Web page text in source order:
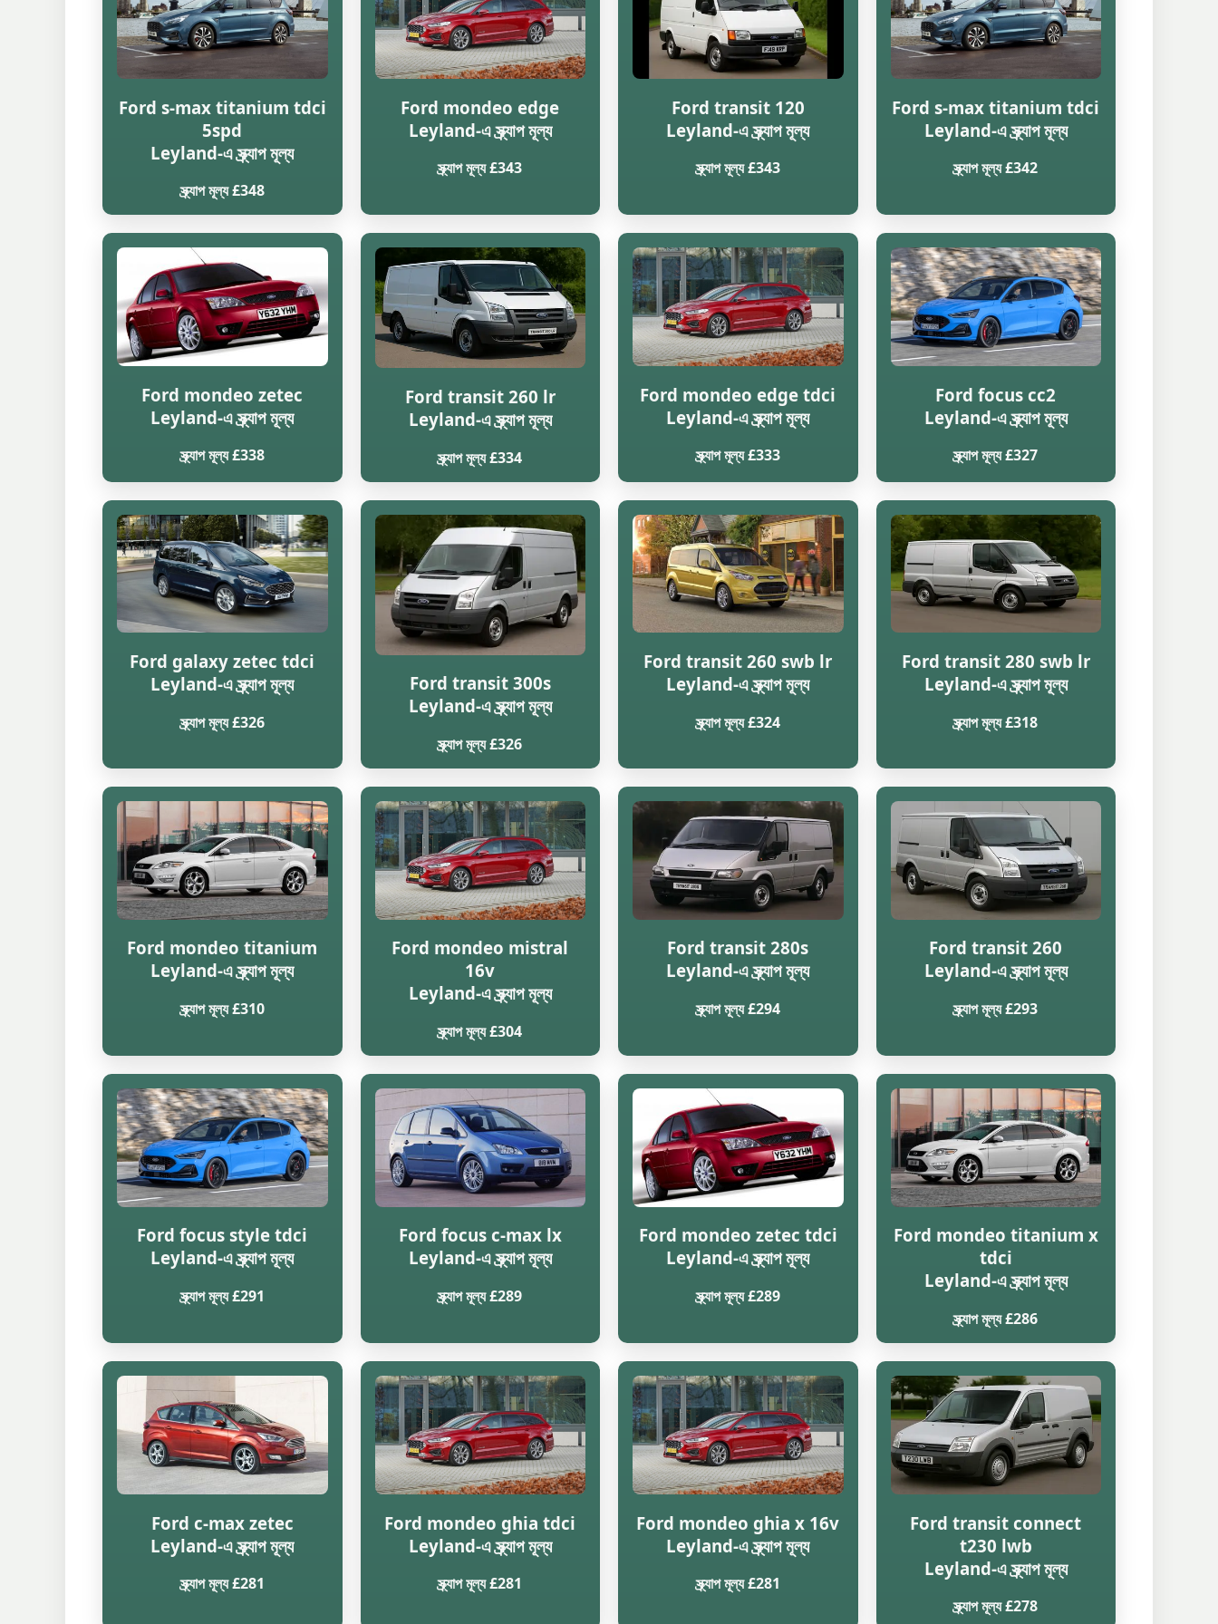
Ford s-max titanium tdci
5spd
Leyland-এ স্ক্র্যাপ মূল্য
স্ক্র্যাপ মূল্য £348
Ford mondeo edge
Leyland-এ স্ক্র্যাপ মূল্য
স্ক্র্যাপ মূল্য £343
Ford transit 120
Leyland-এ স্ক্র্যাপ মূল্য
স্ক্র্যাপ মূল্য £343
Ford s-max titanium tdci
Leyland-এ স্ক্র্যাপ মূল্য
স্ক্র্যাপ মূল্য £342
Ford mondeo zetec
Leyland-এ স্ক্র্যাপ মূল্য
স্ক্র্যাপ মূল্য £338
Ford transit 260 lr
Leyland-এ স্ক্র্যাপ মূল্য
স্ক্র্যাপ মূল্য £334
Ford mondeo edge tdci
Leyland-এ স্ক্র্যাপ মূল্য
স্ক্র্যাপ মূল্য £333
Ford focus cc2
Leyland-এ স্ক্র্যাপ মূল্য
স্ক্র্যাপ মূল্য £327
Ford galaxy zetec tdci
Leyland-এ স্ক্র্যাপ মূল্য
স্ক্র্যাপ মূল্য £326
Ford transit 300s
Leyland-এ স্ক্র্যাপ মূল্য
স্ক্র্যাপ মূল্য £326
Ford transit 260 swb lr
Leyland-এ স্ক্র্যাপ মূল্য
স্ক্র্যাপ মূল্য £324
Ford transit 280 swb lr
Leyland-এ স্ক্র্যাপ মূল্য
স্ক্র্যাপ মূল্য £318
Ford mondeo titanium
Leyland-এ স্ক্র্যাপ মূল্য
স্ক্র্যাপ মূল্য £310
Ford mondeo mistral
16v
Leyland-এ স্ক্র্যাপ মূল্য
স্ক্র্যাপ মূল্য £304
Ford transit 280s
Leyland-এ স্ক্র্যাপ মূল্য
স্ক্র্যাপ মূল্য £294
Ford transit 260
Leyland-এ স্ক্র্যাপ মূল্য
স্ক্র্যাপ মূল্য £293
Ford focus style tdci
Leyland-এ স্ক্র্যাপ মূল্য
স্ক্র্যাপ মূল্য £291
Ford focus c-max lx
Leyland-এ স্ক্র্যাপ মূল্য
স্ক্র্যাপ মূল্য £289
Ford mondeo zetec tdci
Leyland-এ স্ক্র্যাপ মূল্য
স্ক্র্যাপ মূল্য £289
Ford mondeo titanium x
tdci
Leyland-এ স্ক্র্যাপ মূল্য
স্ক্র্যাপ মূল্য £286
Ford c-max zetec
Leyland-এ স্ক্র্যাপ মূল্য
স্ক্র্যাপ মূল্য £281
Ford mondeo ghia tdci
Leyland-এ স্ক্র্যাপ মূল্য
স্ক্র্যাপ মূল্য £281
Ford mondeo ghia x 16v
Leyland-এ স্ক্র্যাপ মূল্য
স্ক্র্যাপ মূল্য £281
Ford transit connect
t230 lwb
Leyland-এ স্ক্র্যাপ মূল্য
স্ক্র্যাপ মূল্য £278